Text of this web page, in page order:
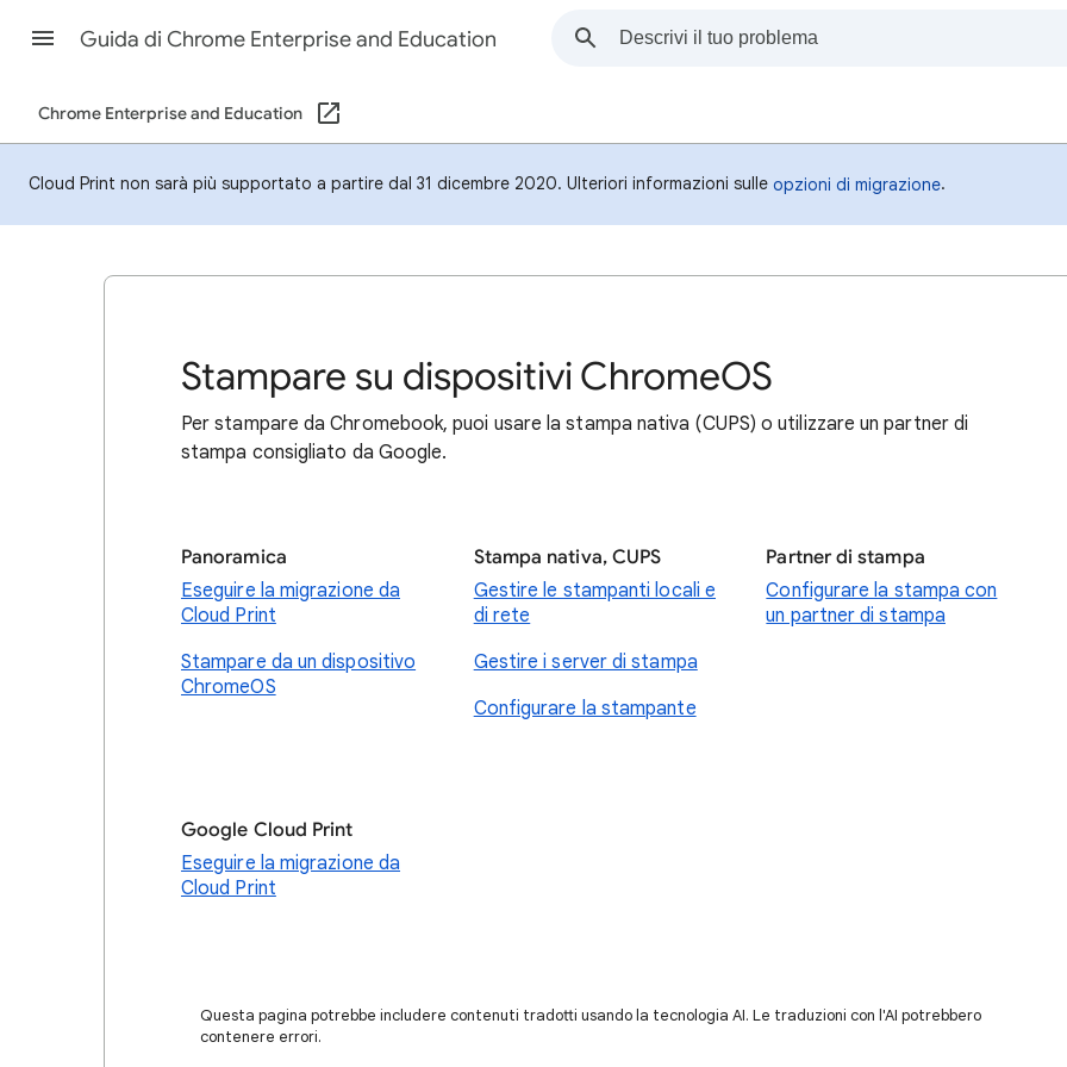
Guida di Chrome Enterprise and Education
Chrome Enterprise and Education
Cloud Print non sarà più supportato a partire dal 31 dicembre 2020. Ulteriori informazioni sulle opzioni di migrazione.
Stampare su dispositivi ChromeOS
Per stampare da Chromebook, puoi usare la stampa nativa (CUPS) o utilizzare un partner di
stampa consigliato da Google.
Panoramica
Eseguire la migrazione da
Cloud Print
Stampare da un dispositivo
ChromeOS
Stampa nativa, CUPS
Gestire le stampanti locali e
di rete
Gestire i server di stampa
Configurare la stampante
Partner di stampa
Configurare la stampa con
un partner di stampa
Google Cloud Print
Eseguire la migrazione da
Cloud Print
Questa pagina potrebbe includere contenuti tradotti usando la tecnologia AI. Le traduzioni con l'AI potrebbero
contenere errori.